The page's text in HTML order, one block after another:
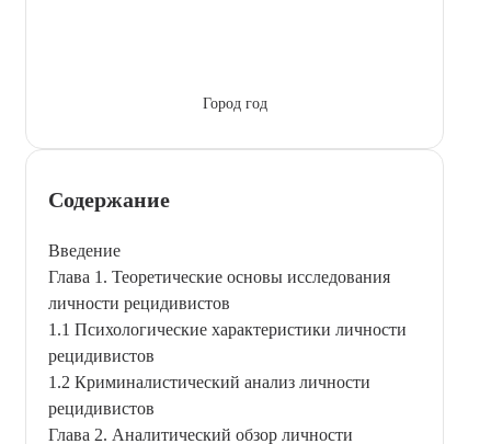
Город год
Содержание
Введение
Глава 1. Теоретические основы исследования
личности рецидивистов
1.1 Психологические характеристики личности
рецидивистов
1.2 Криминалистический анализ личности
рецидивистов
Глава 2. Аналитический обзор личности